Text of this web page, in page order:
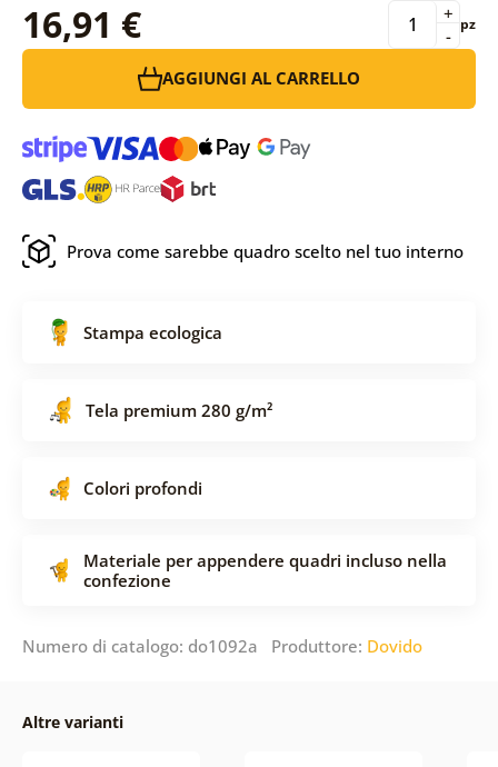
16,91 € -
+ pz
AGGIUNGI AL CARRELLO
Prova come sarebbe quadro scelto nel tuo interno
Stampa ecologica
Tela premium 280 g/m²
Colori profondi
Materiale per appendere quadri incluso nella
confezione
Numero di catalogo: do1092a Produttore: Dovido
Altre varianti